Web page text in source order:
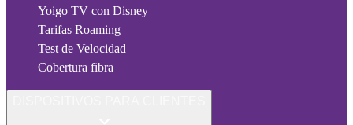
Yoigo TV con Disney
Tarifas Roaming
Test de Velocidad
Cobertura fibra